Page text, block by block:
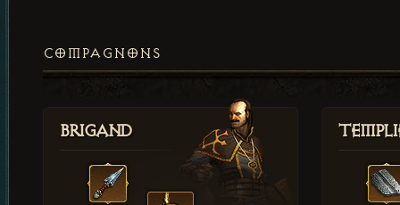
COMPAGNONS
Brigand